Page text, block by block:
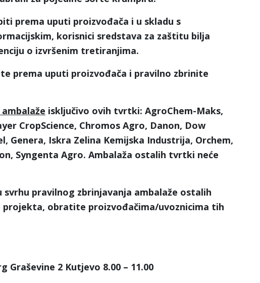
prema uputi proizvođača i u skladu s
korisnici sredstava za zaštitu bilja
o izvršenim tretiranjima.
prema uputi proizvođača i pravilno zbrinite
isključivo ovih tvrtki: AgroChem-Maks,
CropScience, Chromos Agro, Danon, Dow
Genera, Iskra Zelina Kemijska Industrija, Orchem,
Syngenta Agro. Ambalaža ostalih tvrtki neće
svrhu pravilnog zbrinjavanja ambalaže ostalih
obratite proizvođačima/uvoznicima tih
2 Kutjevo 8.00 – 11.00